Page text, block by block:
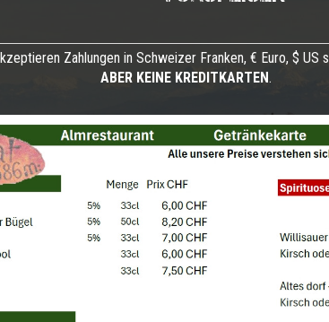
Zahlungen in Schweizer Franken, € Euro, $ US
ABER KEINE KREDITKARTEN.